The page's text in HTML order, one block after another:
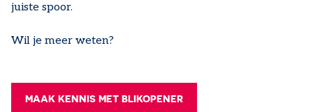
juiste spoor.
Wil je meer weten?
MAAK KENNIS MET BLIKOPENER